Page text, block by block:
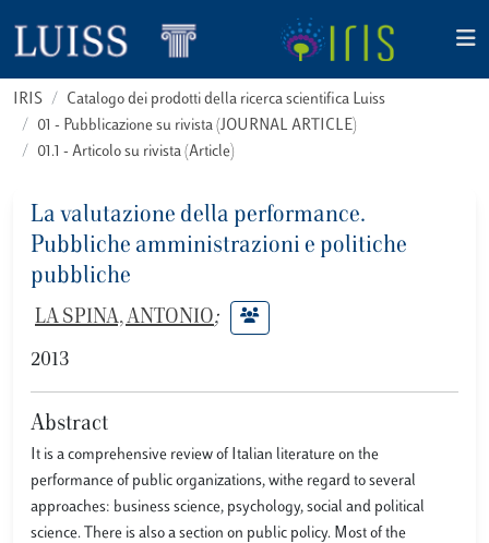
IRIS
Catalogo dei prodotti della ricerca scientifica Luiss
01 - Pubblicazione su rivista (JOURNAL ARTICLE)
01.1 - Articolo su rivista (Article)
La valutazione della performance.
Pubbliche amministrazioni e politiche
pubbliche
LA SPINA, ANTONIO;
2013
Abstract
It is a comprehensive review of Italian literature on the
performance of public organizations, withe regard to several
approaches: business science, psychology, social and political
science. There is also a section on public policy. Most of the